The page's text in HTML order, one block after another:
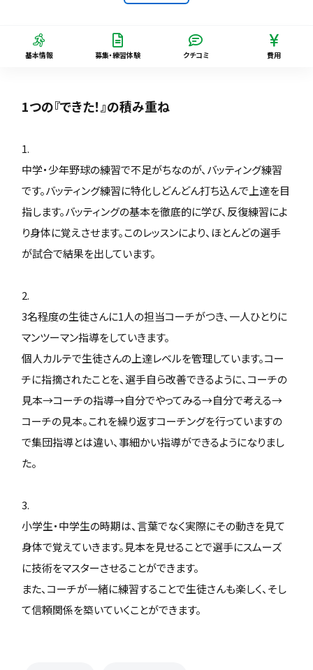
基本情報 募集・練習体験 クチコミ 費用
1つの『できた！』の積み重ね
1.
中学・少年野球の練習で不足がちなのが、バッティング練習
です。バッティング練習に特化しどんどん打ち込んで上達を目
指します。バッティングの基本を徹底的に学び、反復練習によ
り身体に覚えさせます。このレッスンにより、ほとんどの選手
が試合で結果を出しています。
2.
3名程度の生徒さんに1人の担当コーチがつき、一人ひとりに
マンツーマン指導をしていきます。
個人カルテで生徒さんの上達レベルを管理しています。コー
チに指摘されたことを、選手自ら改善できるように、コーチの
見本→コーチの指導→自分でやってみる→自分で考える→
コーチの見本。これを繰り返すコーチングを行っていますの
で集団指導とは違い、事細かい指導ができるようになりまし
た。
3.
小学生・中学生の時期は、言葉でなく実際にその動きを見て
身体で覚えていきます。見本を見せることで選手にスムーズ
に技術をマスターさせることができます。
また、コーチが一緒に練習することで生徒さんも楽しく、そし
て信頼関係を築いていくことができます。